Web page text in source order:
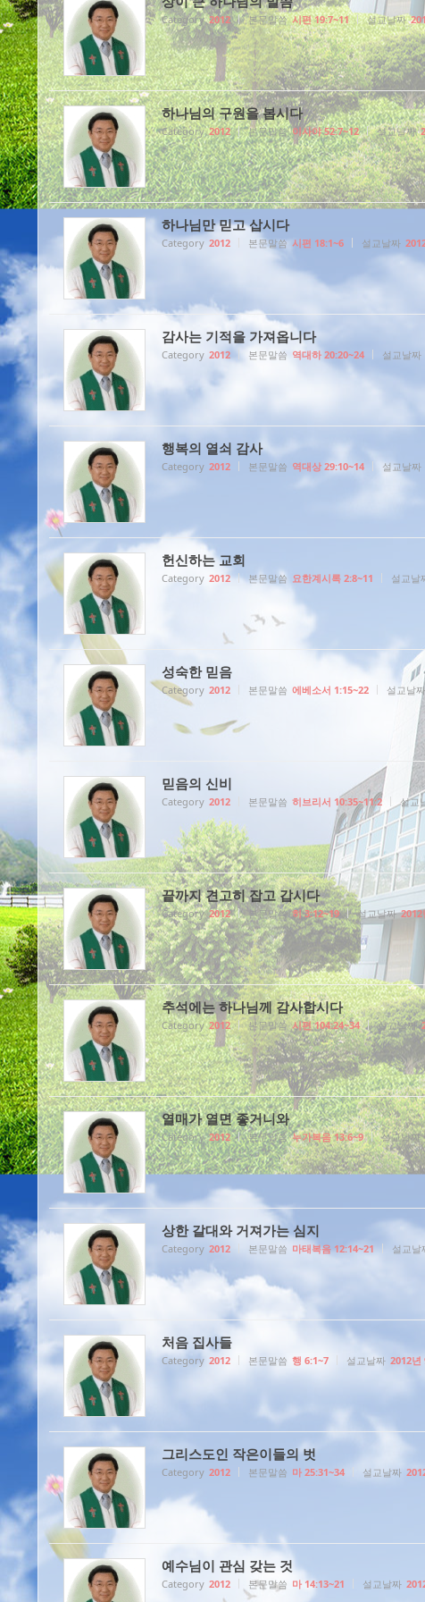
Category 2012 본문말씀 시편 19:7~11 설교날짜
하나님의 구원을 봅시다
Category 2012 본문말씀 이사야 52:7~12 설교날짜
하나님만 믿고 삽시다
Category 2012 본문말씀 시편 18:1~6 설교날짜
감사는 기적을 가져옵니다
Category 2012 본문말씀 역대하 20:20~24 설교날짜
행복의 열쇠 감사
Category 2012 본문말씀 역대상 29:10~14 설교날짜
헌신하는 교회
Category 2012 본문말씀 요한계시록 2:8~11 설교날
성숙한 믿음
Category 2012 본문말씀 에베소서 1:15~22 설교날짜
믿음의 신비
Category 2012 본문말씀 히브리서 10:35~11:2 설교
끝까지 견고히 잡고 갑시다
Category 2012 본문말씀 히 3:12~19 설교날짜 2012
추석에는 하나님께 감사합시다
Category 2012 본문말씀 시편 104:24~34 설교날짜
열매가 열면 좋거니와
Category 2012 본문말씀 누가복음 13:6~9 설교날짜
상한 갈대와 거져가는 심지
Category 2012 본문말씀 마태복음 12:14~21 설교날
처음 집사들
Category 2012 본문말씀 행 6:1~7 설교날짜 2012년
그리스도인 작은이들의 벗
Category 2012 본문말씀 마 25:31~34 설교날짜
예수님이 관심 갖는 것
Category 2012 본문말씀 마 14:13~21 설교날짜